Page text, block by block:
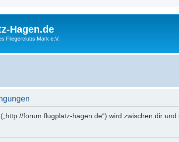
Hagen.de
Fliegerclubs Mark e.V.
forum.flugplatz-hagen.de“) wird zwischen dir